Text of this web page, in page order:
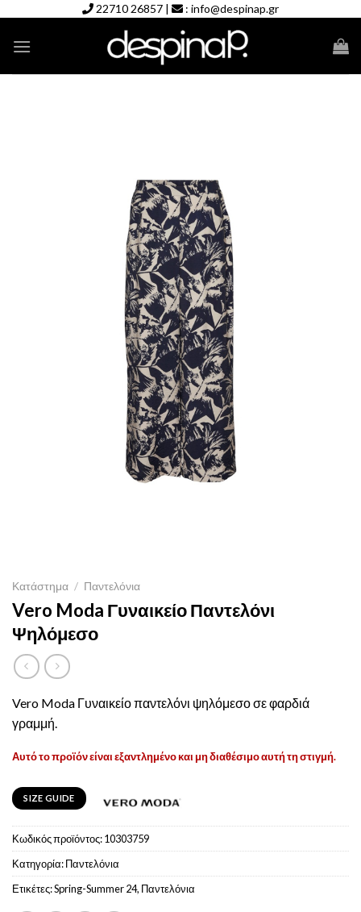
content
22710 26857 | : info@despinap.gr
Κατάστημα / Παντελόνια
Vero Moda Γυναικείο Παντελόνι
Ψηλόμεσο
Vero Moda Γυναικείο παντελόνι ψηλόμεσο σε φαρδιά
γραμμή.
Αυτό το προϊόν είναι εξαντλημένο και μη διαθέσιμο αυτή τη στιγμή.
SIZE GUIDE
Κωδικός προϊόντος:10303759
Κατηγορία:Παντελόνια
Ετικέτες:Spring-Summer 24, Παντελόνια